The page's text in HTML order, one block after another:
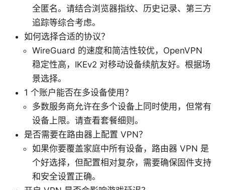
全匿名。请结合浏览器指纹、历史记录、第三方
追踪等综合考虑。
如何选择合适的协议？
WireGuard 的速度和简洁性较优，OpenVPN
稳定性高，IKEv2 对移动设备续航友好。根据场
景选择。
1 个账户能否在多设备使用？
多数服务商允许在多个设备上同时使用，但常有
设备上限。请查看套餐细则。
是否需要在路由器上配置 VPN？
如果你要覆盖家庭中所有设备，路由器 VPN 是
个好选择，但配置相对复杂，需要确保固件支持
和安全设置正确。